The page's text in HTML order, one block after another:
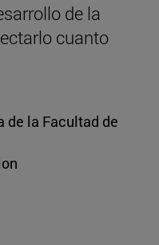
de la
cuanto
de la Facultad de